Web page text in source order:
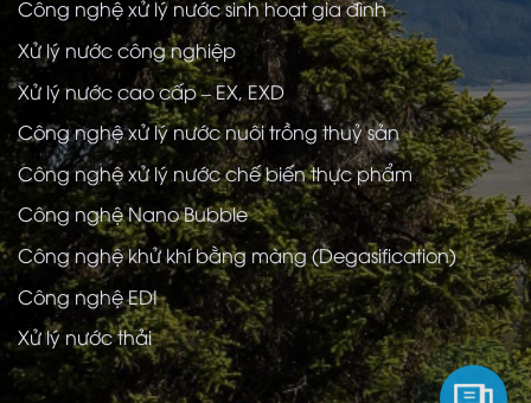
Công nghệ xử lý nước sinh hoạt gia đình
Xử lý nước công nghiệp
Xử lý nước cao cấp – EX, EXD
Công nghệ xử lý nước nuôi trồng thuỷ sản
Công nghệ xử lý nước chế biến thực phẩm
Công nghệ Nano Bubble
Công nghệ khử khí bằng màng (Degasification)
Công nghệ EDI
Xử lý nước thải